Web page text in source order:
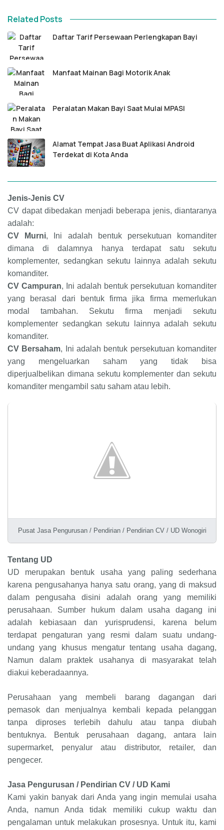
Related Posts
Daftar Tarif Persewaan Perlengkapan Bayi
Manfaat Mainan Bagi Motorik Anak
Peralatan Makan Bayi Saat Mulai MPASI
Alamat Tempat Jasa Buat Aplikasi Android
Terdekat di Kota Anda
Jenis-Jenis CV
CV dapat dibedakan menjadi beberapa jenis, diantaranya
adalah:
CV Murni, Ini adalah bentuk persekutuan komanditer
dimana di dalamnya hanya terdapat satu sekutu
komplementer, sedangkan sekutu lainnya adalah sekutu
komanditer.
CV Campuran, Ini adalah bentuk persekutuan komanditer
yang berasal dari bentuk firma jika firma memerlukan
modal tambahan. Sekutu firma menjadi sekutu
komplementer sedangkan sekutu lainnya adalah sekutu
komanditer.
CV Bersaham, Ini adalah bentuk persekutuan komanditer
yang mengeluarkan saham yang tidak bisa
diperjualbelikan dimana sekutu komplementer dan sekutu
komanditer mengambil satu saham atau lebih.
Pusat Jasa Pengurusan / Pendirian / Pendirian CV / UD Wonogiri
Tentang UD
UD merupakan bentuk usaha yang paling sederhana
karena pengusahanya hanya satu orang, yang di maksud
dalam pengusaha disini adalah orang yang memiliki
perusahaan. Sumber hukum dalam usaha dagang ini
adalah kebiasaan dan yurisprudensi, karena belum
terdapat pengaturan yang resmi dalam suatu undang-
undang yang khusus mengatur tentang usaha dagang,
Namun dalam praktek usahanya di masyarakat telah
diakui keberadaannya.
Perusahaan yang membeli barang dagangan dari
pemasok dan menjualnya kembali kepada pelanggan
tanpa diproses terlebih dahulu atau tanpa diubah
bentuknya. Bentuk perusahaan dagang, antara lain
supermarket, penyalur atau distributor, retailer, dan
pengecer.
Jasa Pengurusan / Pendirian CV / UD Kami
Kami yakin banyak dari Anda yang ingin memulai usaha
Anda, namun Anda tidak memiliki cukup waktu dan
pengalaman untuk melakukan prosesnya. Untuk itu, kami